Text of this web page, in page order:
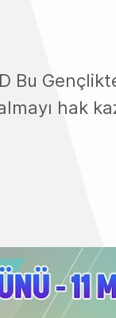
Bu
hak